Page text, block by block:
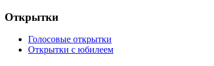
Открытки
Голосовые открытки
Открытки с юбилеем